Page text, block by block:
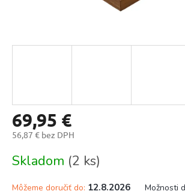
69,95 €
56,87 € bez DPH
cena:
Skladom (2 ks)
Môžeme doručiť do: 12.8.2026 Možnosti